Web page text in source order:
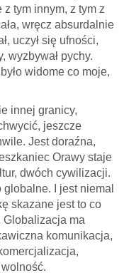
tym innym, z tym z
wręcz absurdalnie
uczył się ufności,
wyzbywał pychy.
widome co moje,
innej granicy,
jeszcze
Jest doraźna,
Orawy staje
dwóch cywilizacji.
I jest niemal
skazane jest to co
Globalizacja ma
komunikacja,